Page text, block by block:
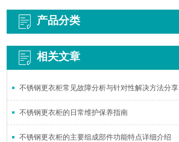
产品分类
相关文章
不锈钢更衣柜常见故障分析与针对性解决方法分享
不锈钢更衣柜的日常维护保养指南
不锈钢更衣柜的主要组成部件功能特点详细介绍